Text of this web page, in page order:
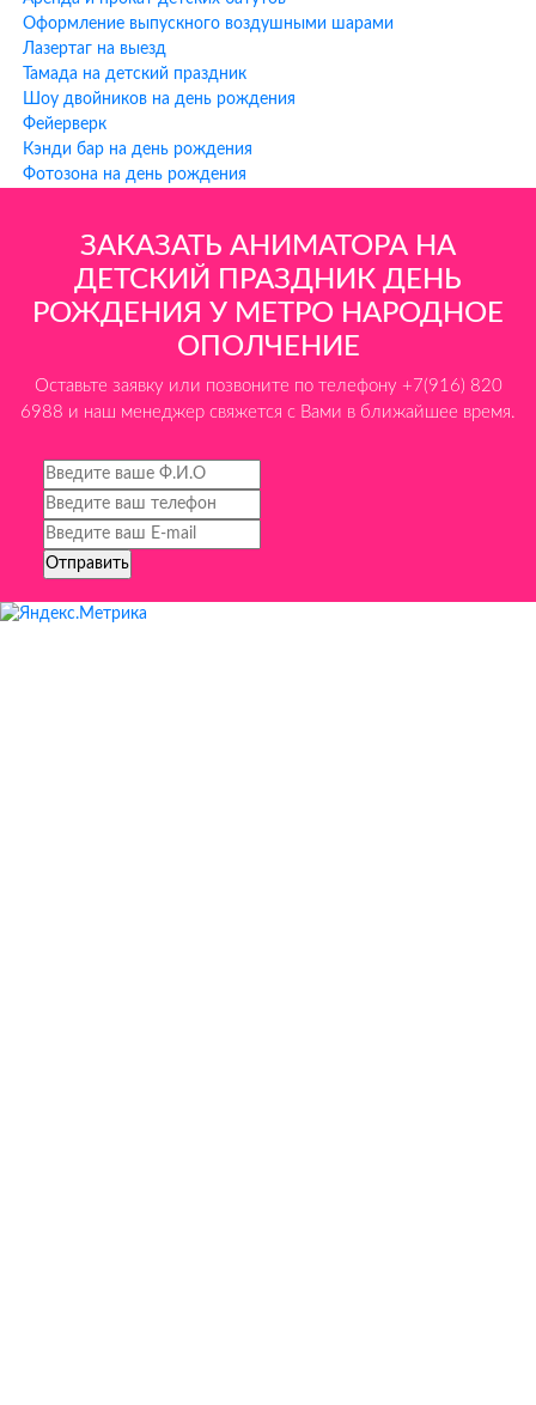
приедет на праздник.
2. Аниматор всегда на связи— Ваш аниматор остается на связи
с вами до и во время праздника для координации всех
деталей.
3. Работаем БЕЗ предоплаты
проведения мероприятия. Мы уверены в качестве наших услуг!
все услуги: грим, шоу мыльных пузырей, музыка, подарки из
шариков каждому ребенку.
5. Постоянный контроль качества — Мы собираем и публикуем
отзывы о каждом прошедшем празднике, чтобы постоянно
улучшать качество наших услуг.
География работы у метро
Народное Ополчение
Мы обслуживаем не только территорию непосредственно у
станции метро Народное Ополчение, но и прилегающие
районы в радиусе 3-5 км. Наши аниматоры оперативно
выезжают на адреса в пешей доступности от метро, а также в
близлежащие кварталы и жилые комплексы.
Оформление выпускного воздушными шарами
Лазертаг на выезд
Тамада на детский праздник
Шоу двойников на день рождения
Фейерверк
Кэнди бар на день рождения
Фотозона на день рождения
ЗАКАЗАТЬ АНИМАТОРА НА
ДЕТСКИЙ ПРАЗДНИК ДЕНЬ
РОЖДЕНИЯ У МЕТРО НАРОДНОЕ
ОПОЛЧЕНИЕ
Оставьте заявку или позвоните по телефону +7(916) 820
6988 и наш менеджер свяжется с Вами в ближайшее время.